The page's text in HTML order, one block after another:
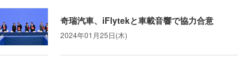
奇瑞汽車、iFlytekと車載音響で協力合意
2024年01月25日(木)